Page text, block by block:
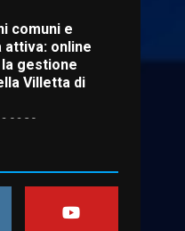
Minareto e la
de “L’Albergo
rapimento”
Musica di
nuovo
06:05